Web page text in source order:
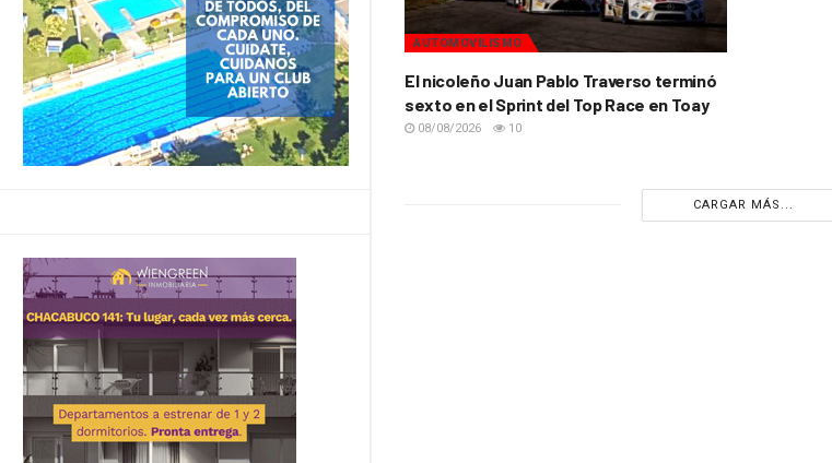
AUTOMOVILISMO
El nicoleño Juan Pablo Traverso terminó
sexto en el Sprint del Top Race en Toay
08/08/2026 10
CARGAR MÁS...